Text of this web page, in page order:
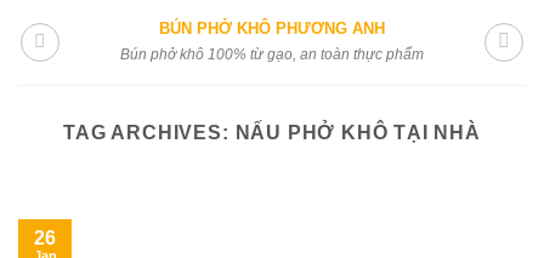
BÚN PHỞ KHÔ PHƯƠNG ANH
Bún phở khô 100% từ gạo, an toàn thực phẩm
TAG ARCHIVES: NẤU PHỞ KHÔ TẠI NHÀ
26